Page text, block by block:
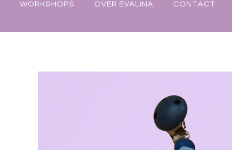
WORKSHOPS OVER EVALINA CONTACT